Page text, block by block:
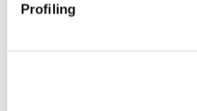
Profiling